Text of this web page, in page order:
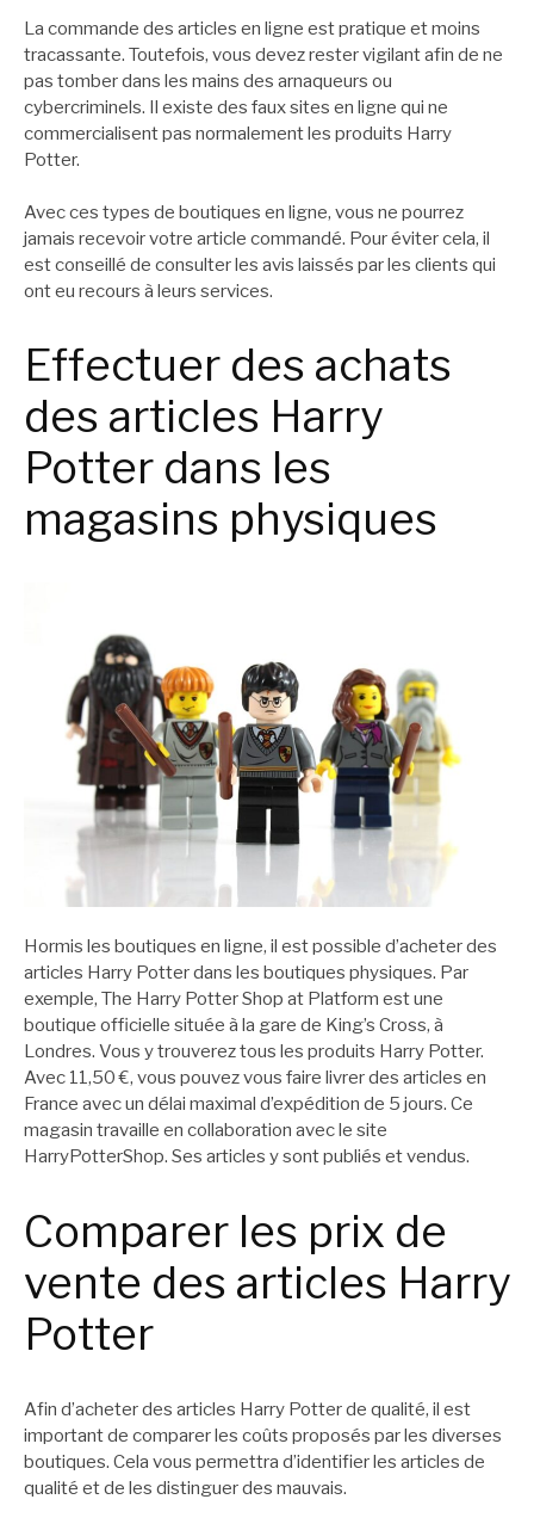
La commande des articles en ligne est pratique et moins
tracassante. Toutefois, vous devez rester vigilant afin de ne
pas tomber dans les mains des arnaqueurs ou
cybercriminels. Il existe des faux sites en ligne qui ne
commercialisent pas normalement les produits Harry
Potter.
Avec ces types de boutiques en ligne, vous ne pourrez
jamais recevoir votre article commandé. Pour éviter cela, il
est conseillé de consulter les avis laissés par les clients qui
ont eu recours à leurs services.
Effectuer des achats
des articles Harry
Potter dans les
magasins physiques
Hormis les boutiques en ligne, il est possible d’acheter des
articles Harry Potter dans les boutiques physiques. Par
exemple, The Harry Potter Shop at Platform est une
boutique officielle située à la gare de King’s Cross, à
Londres. Vous y trouverez tous les produits Harry Potter.
Avec 11,50 €, vous pouvez vous faire livrer des articles en
France avec un délai maximal d’expédition de 5 jours. Ce
magasin travaille en collaboration avec le site
HarryPotterShop. Ses articles y sont publiés et vendus.
Comparer les prix de
vente des articles Harry
Potter
Afin d’acheter des articles Harry Potter de qualité, il est
important de comparer les coûts proposés par les diverses
boutiques. Cela vous permettra d’identifier les articles de
qualité et de les distinguer des mauvais.